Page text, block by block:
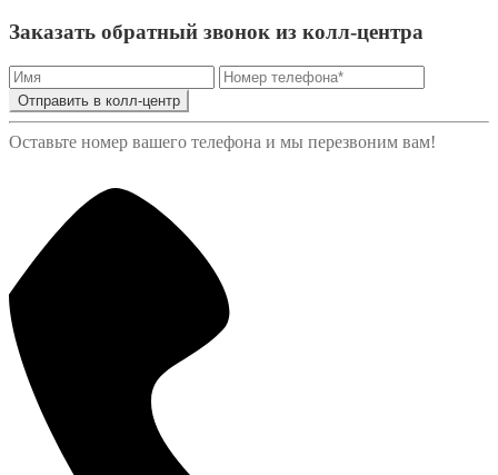
Заказать обратный звонок из колл-центра
Отправить в колл-центр
Оставьте номер вашего телефона и мы перезвоним вам!